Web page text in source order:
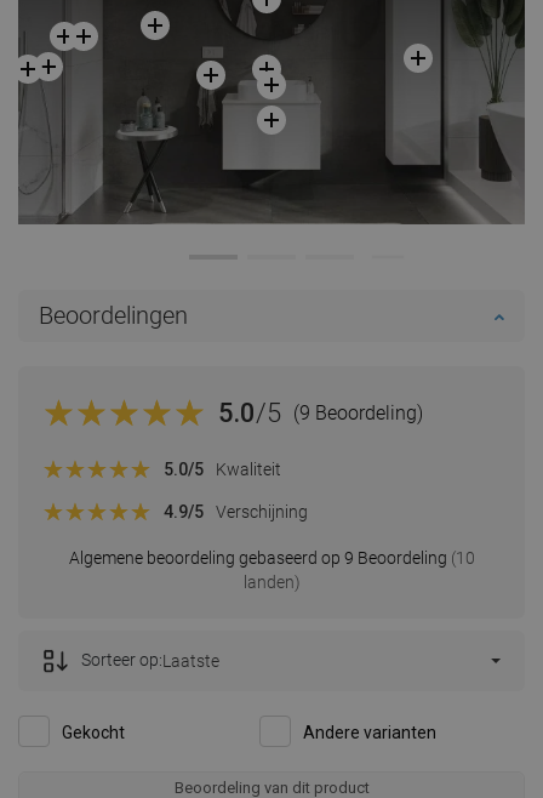
Beoordelingen
5.0/5 (9 Beoordeling)
Algemene beoordeling gebaseerd op 9 Beoordeling (10
landen)
5.0/5 Kwaliteit
4.9/5 Verschijning
Gekocht Andere varianten
Sorteer op:Laatste
Beoordeling van dit product